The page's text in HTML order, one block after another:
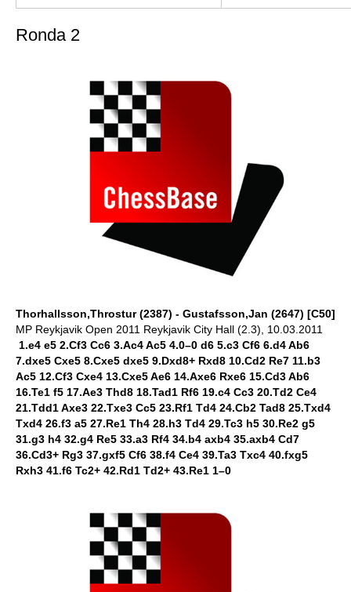
Ronda 2
Thorhallsson,Throstur (2387) - Gustafsson,Jan (2647) [C50]
MP Reykjavik Open 2011 Reykjavik City Hall (2.3), 10.03.2011
1.e4 e5 2.Cf3 Cc6 3.Ac4 Ac5 4.0–0 d6 5.c3 Cf6 6.d4 Ab6
7.dxe5 Cxe5 8.Cxe5 dxe5 9.Dxd8+ Rxd8 10.Cd2 Re7 11.b3
Ac5 12.Cf3 Cxe4 13.Cxe5 Ae6 14.Axe6 Rxe6 15.Cd3 Ab6
16.Te1 f5 17.Ae3 Thd8 18.Tad1 Rf6 19.c4 Cc3 20.Td2 Ce4
21.Tdd1 Axe3 22.Txe3 Cc5 23.Rf1 Td4 24.Cb2 Tad8 25.Txd4
Txd4 26.f3 a5 27.Re1 Th4 28.h3 Td4 29.Tc3 h5 30.Re2 g5
31.g3 h4 32.g4 Re5 33.a3 Rf4 34.b4 axb4 35.axb4 Cd7
36.Cd3+ Rg3 37.gxf5 Cf6 38.f4 Ce4 39.Ta3 Txc4 40.fxg5
Rxh3 41.f6 Tc2+ 42.Rd1 Td2+ 43.Re1 1–0